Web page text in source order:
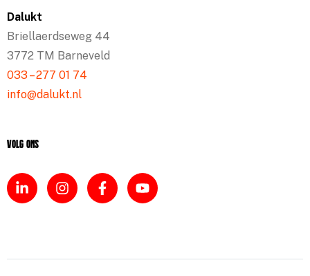
Dalukt
Briellaerdseweg 44
3772 TM Barneveld
033 – 277 01 74
info@dalukt.nl
Volg ons